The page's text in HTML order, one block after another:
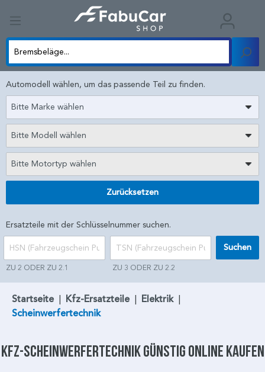
Automodell wählen, um das passende Teil zu finden.
Bitte Marke wählen
Bitte Modell wählen
Bitte Motortyp wählen
Zurücksetzen
Ersatzteile mit der Schlüsselnummer suchen.
ZU 2 ODER ZU 2.1 ZU 3 ODER ZU 2.2
Suchen
Startseite | Kfz-Ersatzteile | Elektrik |
Scheinwerfertechnik
Kfz-Scheinwerfertechnikgünstig online kaufen